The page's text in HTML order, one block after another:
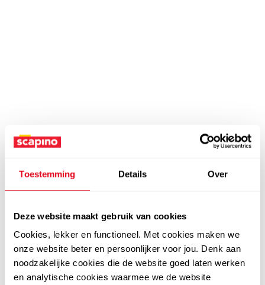
Toestemming Details Over
Deze website maakt gebruik van cookies
Cookies, lekker en functioneel. Met cookies maken we
onze website beter en persoonlijker voor jou. Denk aan
noodzakelijke cookies die de website goed laten werken
en analytische cookies waarmee we de website